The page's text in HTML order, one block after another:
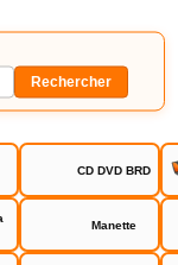
CD DVD BRD
Manette